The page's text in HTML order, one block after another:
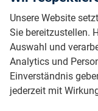
Digital Cockpit Pro,
wählbar
Induktive
Sicherheit &
Notbremsassistent
Unsere Website
Sie bereitzustellen.
Auswahl und
Analytics und
Einverständnis
jederzeit mit